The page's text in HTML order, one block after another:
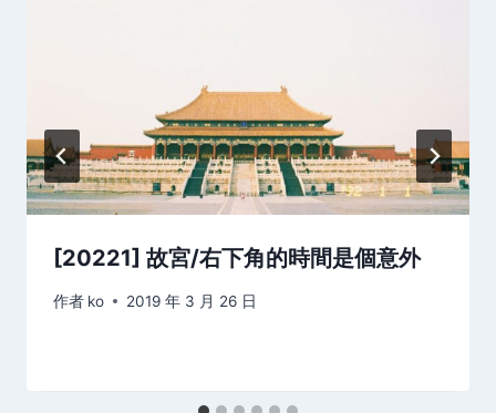
[20221] 故宮/右下角的時間是個意外
作者 ko 2019 年 3 月 26 日